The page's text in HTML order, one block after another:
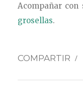
Acompañar con
grosellas.
COMPARTIR /